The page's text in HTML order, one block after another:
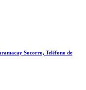
Socorro, Teléfono de